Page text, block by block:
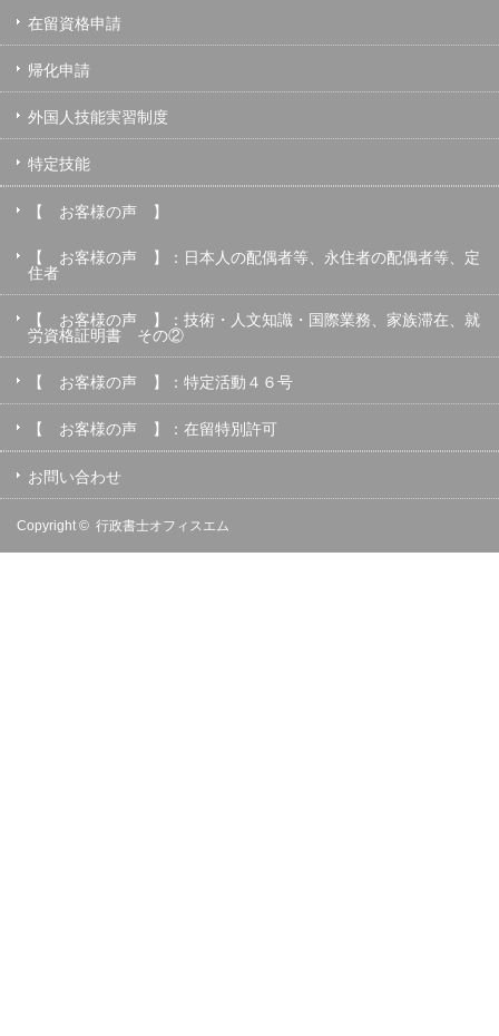
在留資格申請
帰化申請
外国人技能実習制度
特定技能
【 お客様の声 】
【 お客様の声 】：日本人の配偶者等、永住者の配偶者等、定
住者
【 お客様の声 】：技術・人文知識・国際業務、家族滞在、就
労資格証明書 その②
【 お客様の声 】：特定活動４６号
【 お客様の声 】：在留特別許可
お問い合わせ
Copyright © 行政書士オフィスエム